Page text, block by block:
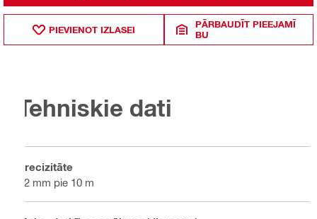
PIEVIENOT IZLASEI
PĀRBAUDĪT PIEEJAMĪ
BU
Tehniskie dati
Precizitāte
±2 mm pie 10 m